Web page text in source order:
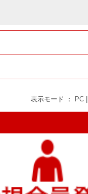
表示モード ： PC |